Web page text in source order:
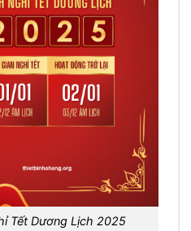
Tết Dương Lịch 2025